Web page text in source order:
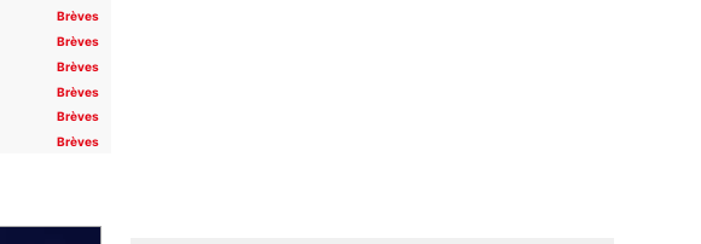
Brèves
Brèves
Brèves
Brèves
Brèves
Brèves